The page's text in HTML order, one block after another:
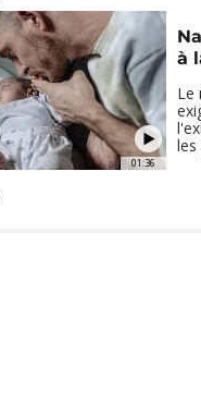
01:36
à
Le
les